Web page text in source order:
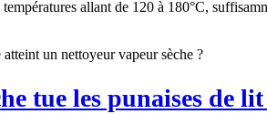
allant de 120 à 180°C,
un nettoyeur vapeur sèche ?
tue les punaises de